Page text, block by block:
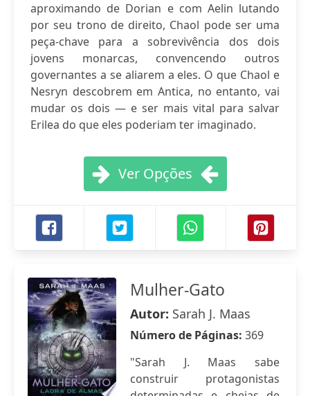
aproximando de Dorian e com Aelin lutando
por seu trono de direito, Chaol pode ser uma
peça-chave para a sobrevivência dos dois
jovens monarcas, convencendo outros
governantes a se aliarem a eles. O que Chaol e
Nesryn descobrem em Antica, no entanto, vai
mudar os dois — e ser mais vital para salvar
Erilea do que eles poderiam ter imaginado.
Ver Opções
Mulher-Gato
Autor: Sarah J. Maas
Número de Páginas: 369
"Sarah J. Maas sabe
construir protagonistas